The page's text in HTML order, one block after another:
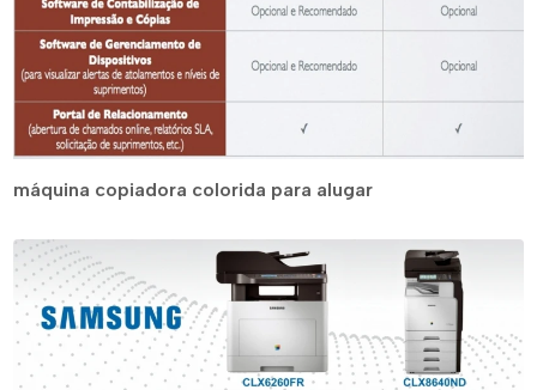
máquina copiadora colorida para alugar